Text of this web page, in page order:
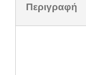
Περιγραφή